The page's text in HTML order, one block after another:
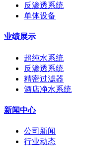
反渗透系统
单体设备
业绩展示
超纯水系统
反渗透系统
精密过滤器
酒店净水系统
新闻中心
公司新闻
行业动态